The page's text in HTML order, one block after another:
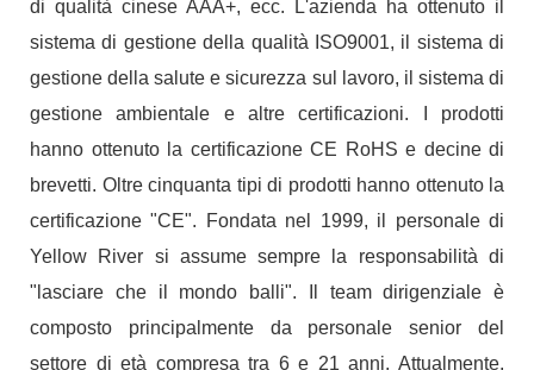
di qualità cinese AAA+, ecc. L'azienda ha ottenuto il
sistema di gestione della qualità ISO9001, il sistema di
gestione della salute e sicurezza sul lavoro, il sistema di
gestione ambientale e altre certificazioni. I prodotti
hanno ottenuto la certificazione CE RoHS e decine di
brevetti. Oltre cinquanta tipi di prodotti hanno ottenuto la
certificazione "CE". Fondata nel 1999, il personale di
Yellow River si assume sempre la responsabilità di
"lasciare che il mondo balli". Il team dirigenziale è
composto principalmente da personale senior del
settore di età compresa tra 6 e 21 anni. Attualmente,